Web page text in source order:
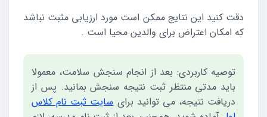
دقت کنید این نتایج ممکن است مورد ارزیابی مثبت نباشد
که امکان اعتراض برای والدین محیا است .
توصیه کاربردی: بعد از انجام سنجش سلامت، معمولا
باید مدتی منتظر ثبت نتیجه سنجش بمانید. پس از
دریافت نتیجه، می توانید برایسایت ثبت نام کلاس